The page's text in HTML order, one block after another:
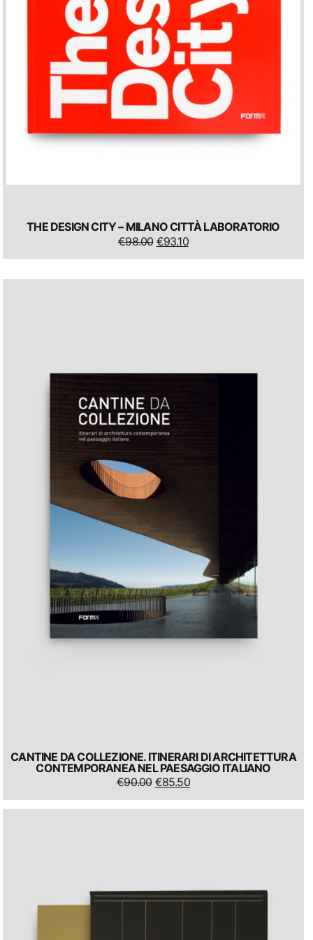
THE DESIGN CITY – MILANO CITTÀ LABORATORIO
€98.00 IL
PREZZO
ORIGINALE
€93.10IL
PREZZO
ATTUALE
CANTINE DA COLLEZIONE. ITINERARI DI ARCHITETTURA
CONTEMPORANEA NEL PAESAGGIO ITALIANO
€90.00 IL
ORIGINALE
€85.50IL
ATTUALE